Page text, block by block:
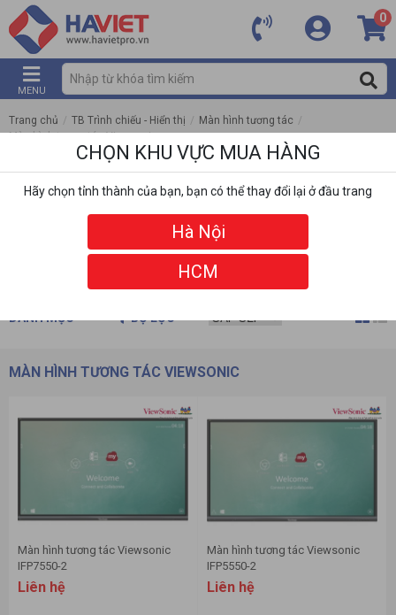
0
MENU
Trang chủ / TB Trình chiếu - Hiển thị / Màn hình tương tác /
Màn hình tương tác Viewsonic
DANH MỤC BỘ LỌC
MÀN HÌNH TƯƠNG TÁC VIEWSONIC
Màn hình tương tác Viewsonic
IFP7550-2
Liên hệ
Màn hình tương tác Viewsonic
IFP5550-2
Liên hệ
CHỌN KHU VỰC MUA HÀNG
Hãy chọn tỉnh thành của bạn, bạn có thể thay đổi lại ở đầu trang
Hà Nội
HCM